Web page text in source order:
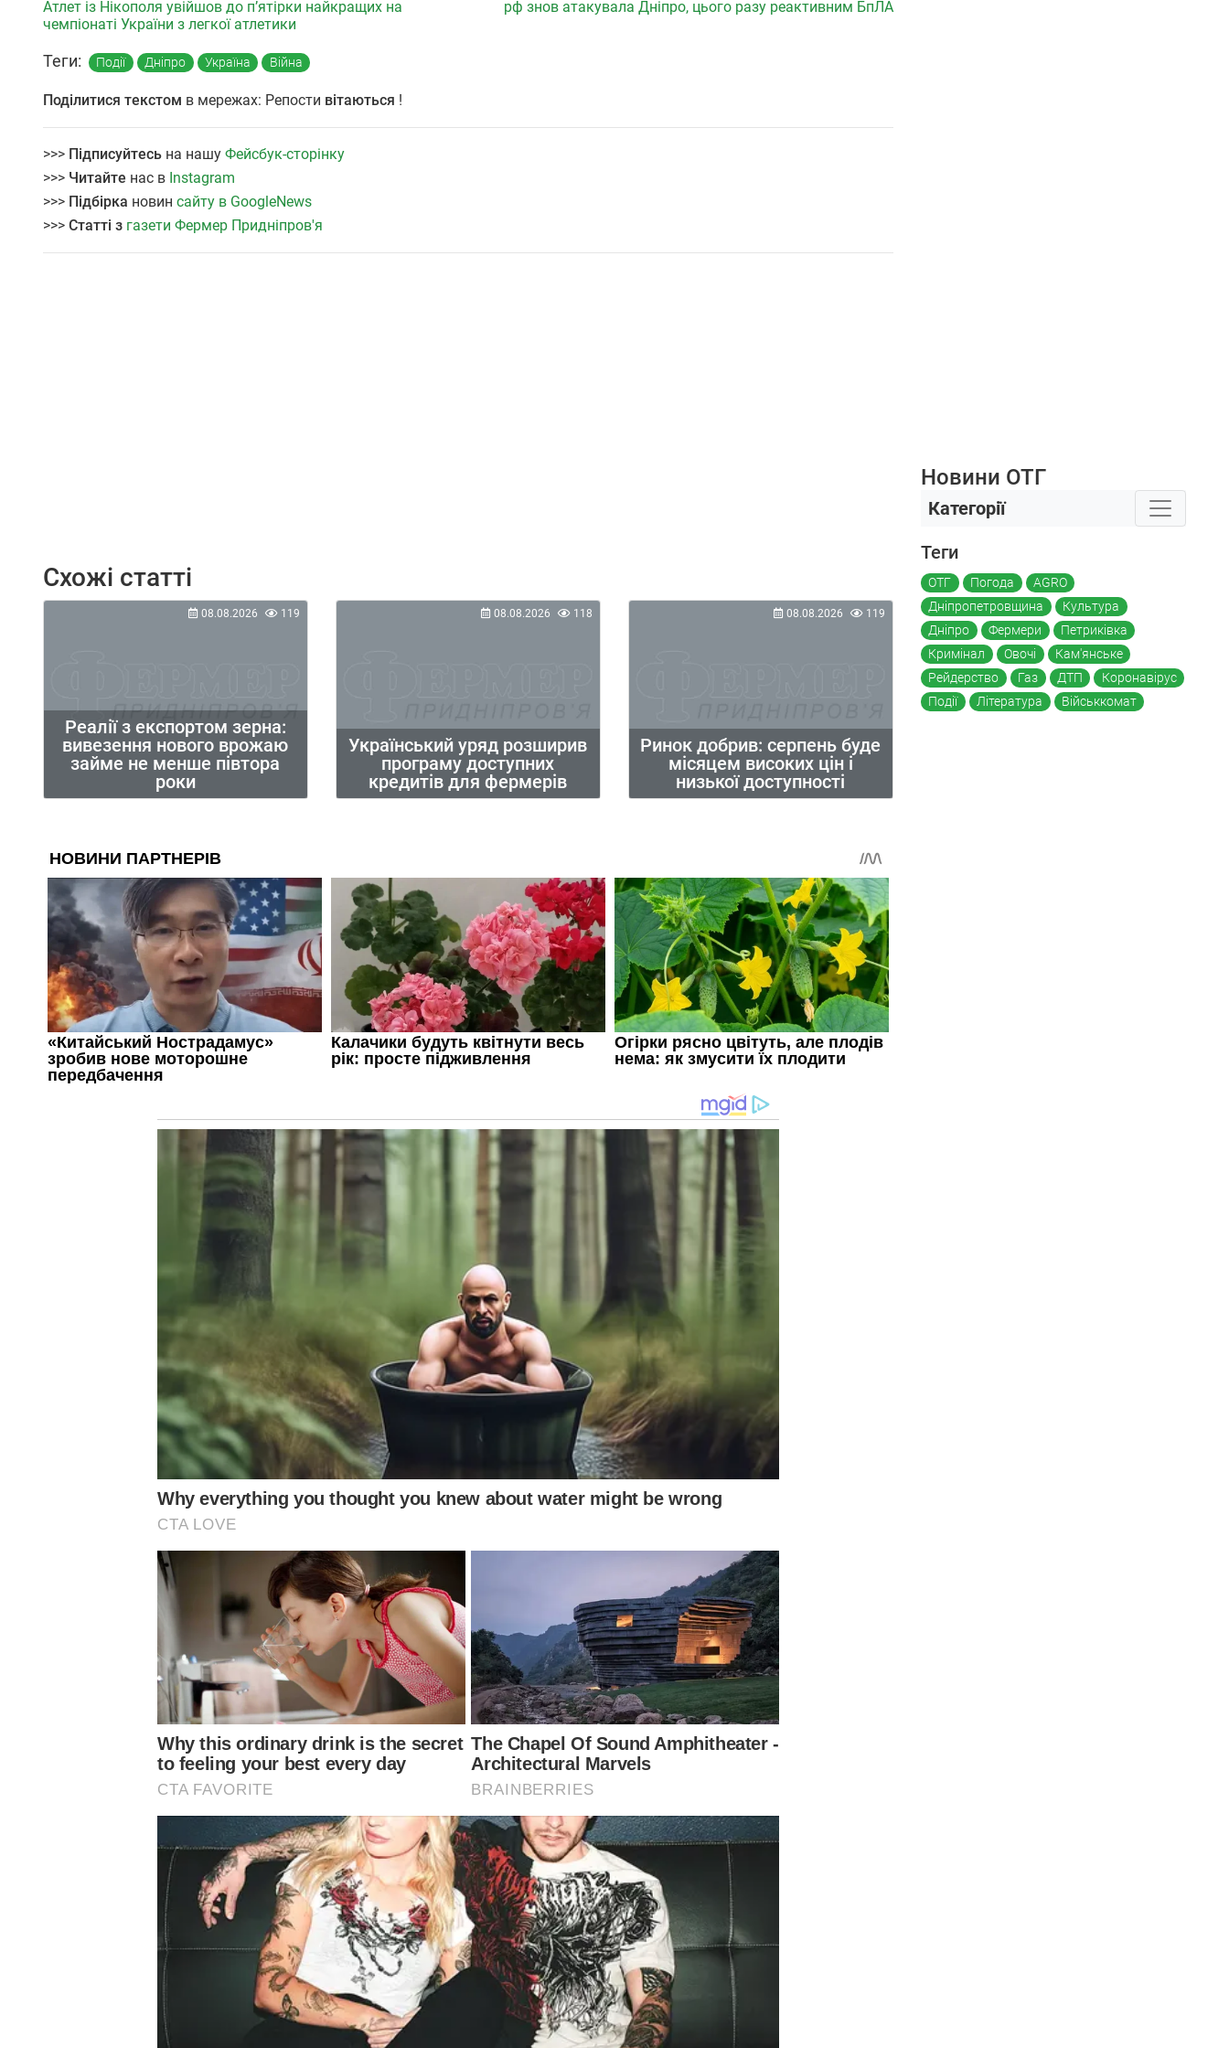
Атлет із Нікополя увійшов до п’ятірки найкращих на
чемпіонаті України з легкої атлетики
рф знов атакувала Дніпро, цього разу реактивним БпЛА
Теги: Події Дніпро Україна Війна
Поділитися текстом в мережах: Репости вітаються !
>>> Підписуйтесь на нашу Фейсбук-сторінку
>>> Читайте нас в Instagram
>>> Підбірка новин сайту в GoogleNews
>>> Статті з газети Фермер Придніпров'я
Схожі статті
Реалії з експортом зерна:
вивезення нового врожаю
займе не менше півтора
роки
08.08.2026 119
Український уряд розширив
програму доступних
кредитів для фермерів
08.08.2026 118
Ринок добрив: серпень буде
місяцем високих цін і
низької доступності
08.08.2026 119
Новини ОТГ
Категорії
Теги
ОТГ Погода
AGRO
Дніпропетровщина
Культура
Дніпро
Фермери
Петриківка
Кримінал
Овочі
Кам'янське
Рейдерство
Газ ДТП
Коронавірус
Події
Література Військкомат